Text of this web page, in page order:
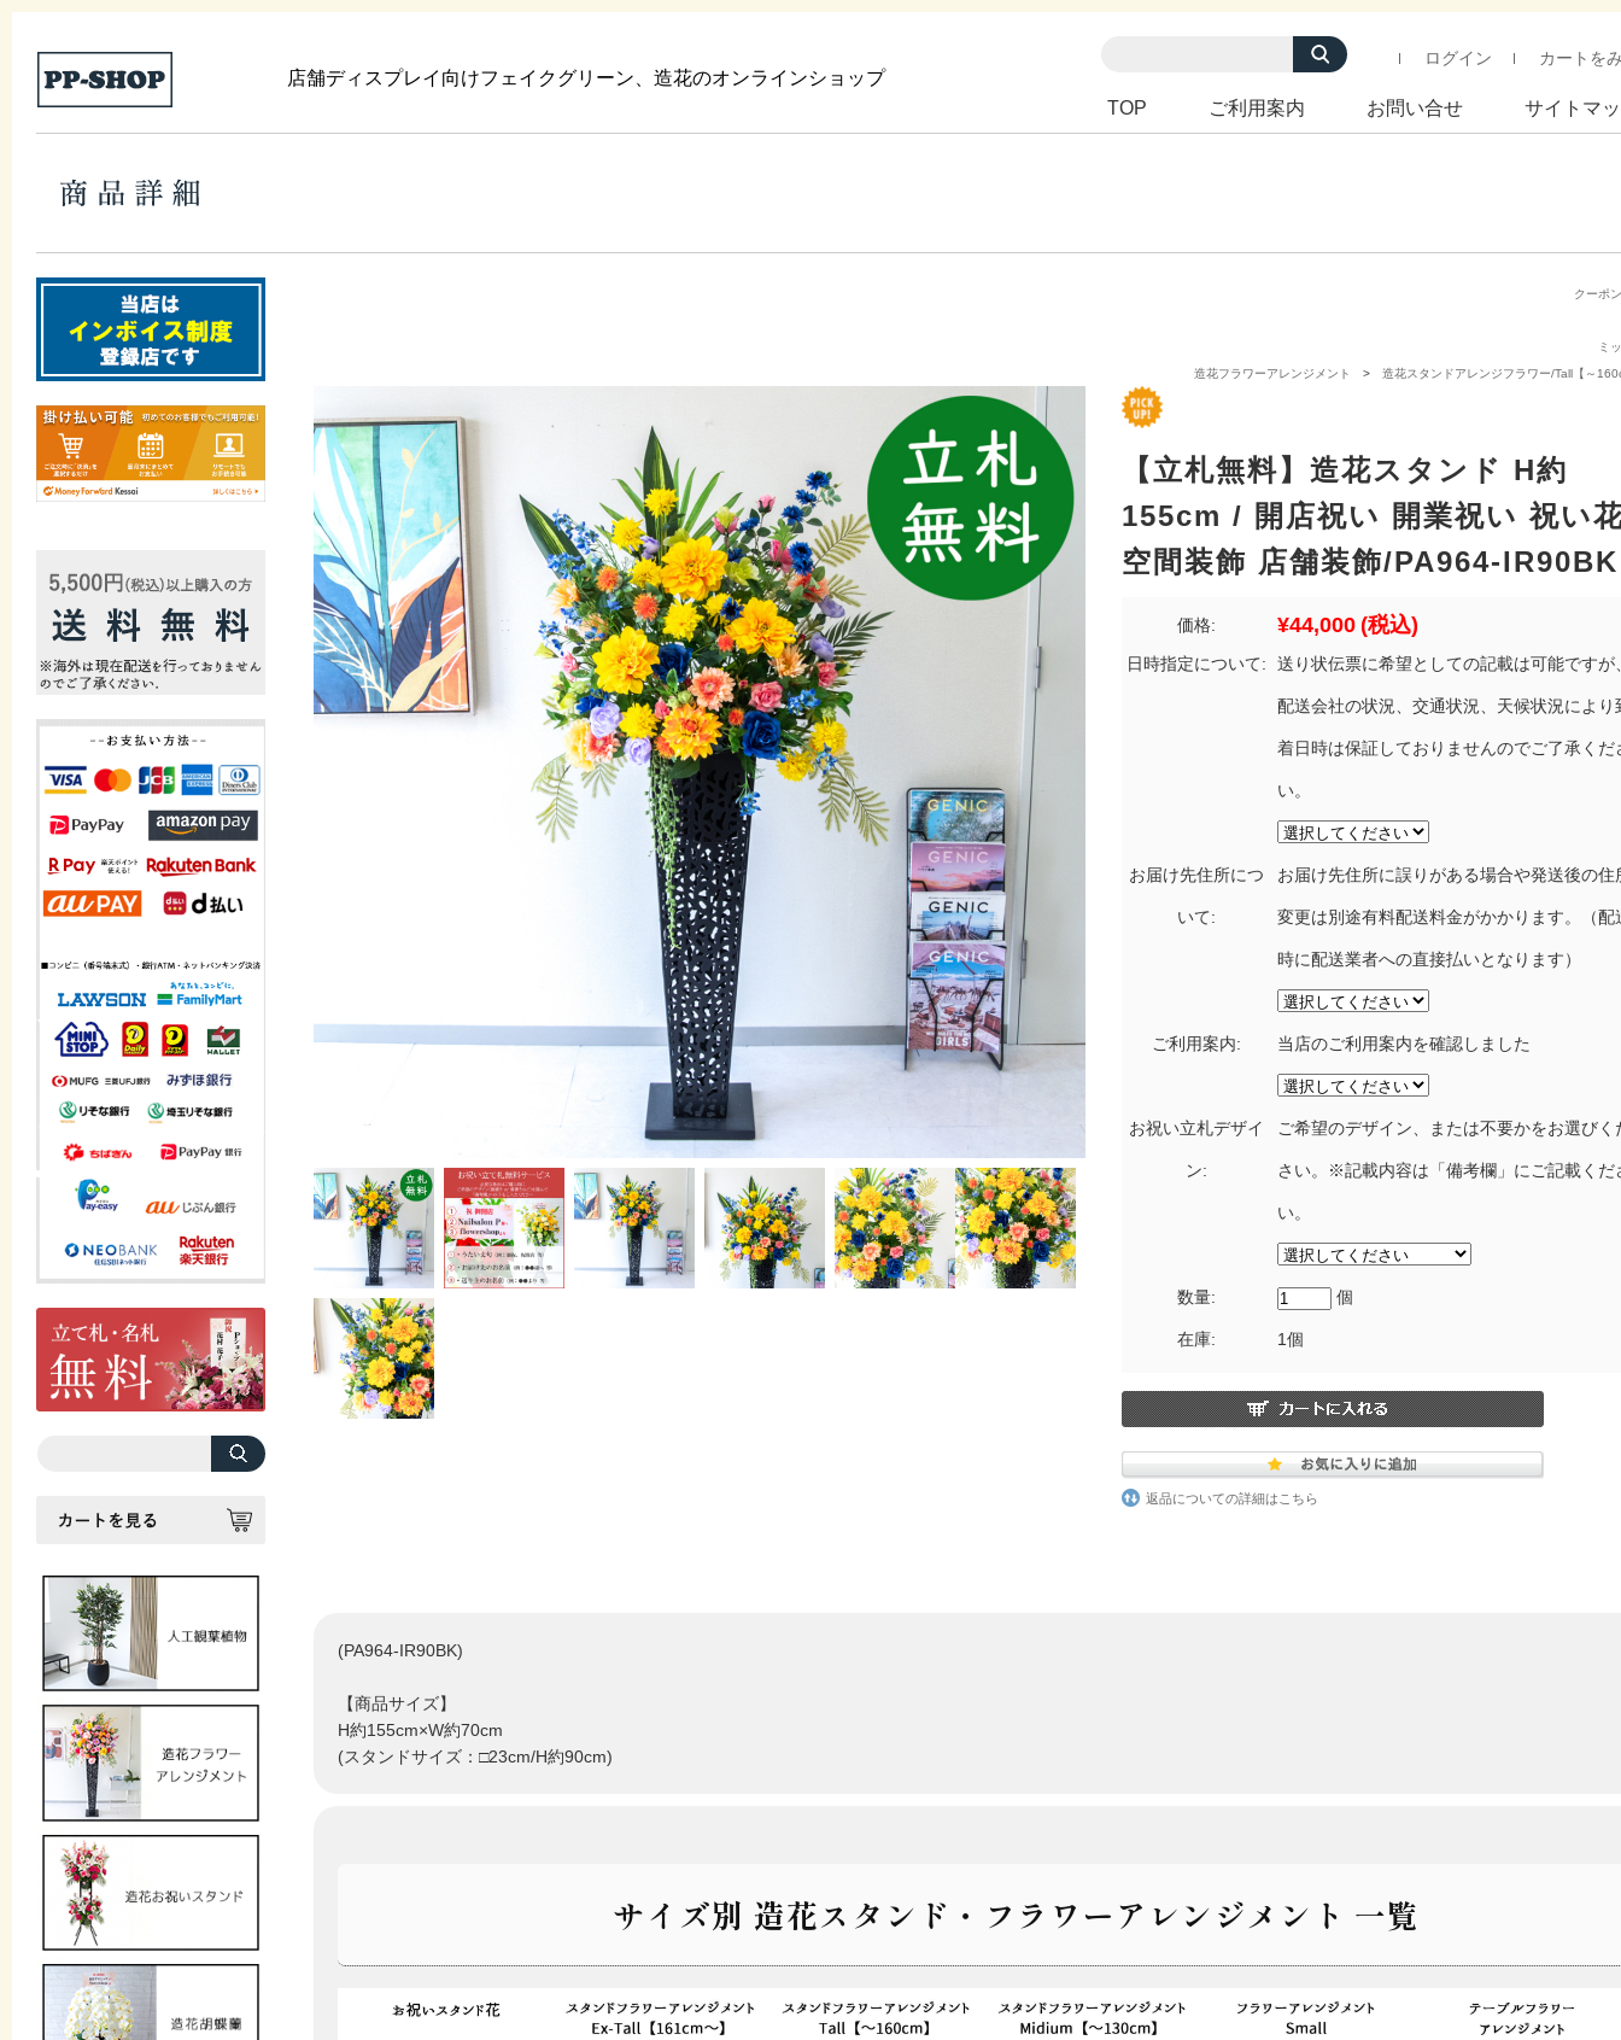
店舗ディスプレイ向けフェイクグリーン、造花のオンラインショップ
ログイン カートを
TOP ご利用案内 お問い合せ サイトマ
クーポ
ミ
造花フラワーアレンジメント
造花スタンドアレンジフラワー/Tall【～
【立札無料】造花スタンド H約
155cm / 開店祝い 開業祝い 祝い
空間装飾 店舗装飾/PA964-IR90BK
価格: ¥44,000 (税込)
日時指定について: 送り状伝票に希望としての記載は可能ですが
配送会社の状況、交通状況、天候状況により
着日時は保証しておりませんのでご了承くだ
い。
お届け先住所につ
いて:
お届け先住所に誤りがある場合や発送後の住
変更は別途有料配送料金がかかります。（配
時に配送業者への直接払いとなります）
ご利用案内: 当店のご利用案内を確認しました
お祝い立札デザイ
ン:
ご希望のデザイン、または不要かをお選びく
さい。※記載内容は「備考欄」にご記載くだ
い。
数量: 個
在庫: 1個
返品についての詳細はこちら
(PA964-IR90BK)
【商品サイズ】
H約155cm×W約70cm
(スタンドサイズ：□23cm/H約90cm)
サイズ別 造花スタンド・フラワーアレンジメント 一覧